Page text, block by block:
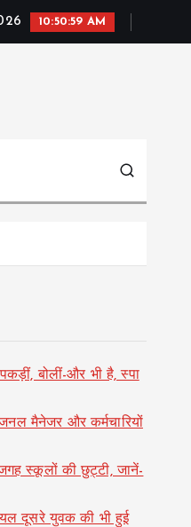
10:51:00 AM
बोलीं-और भी है, स्पा
मैनेजर और कर्मचारियों
स्कूलों की छुट्टी, जानें-
दूसरे युवक की भी हुई